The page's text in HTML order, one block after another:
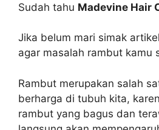
Sudah tahu Madevine Hair
Jika belum mari simak
agar masalah rambut kamu
Rambut merupakan salah
berharga di tubuh kita,
rambut yang bagus dan